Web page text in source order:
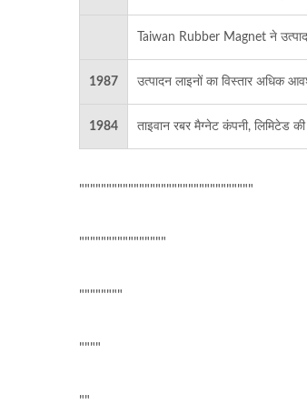
Taiwan Rubber Magnet ने
1987 उत्पादन लाइनों का विस्तार अधिक
1984 ताइवान रबर मैग्नेट कंपनी, लिमिटेड
""""""""""""""""""""""""""""""""
""""""""""""""""
""""""""
""""
""